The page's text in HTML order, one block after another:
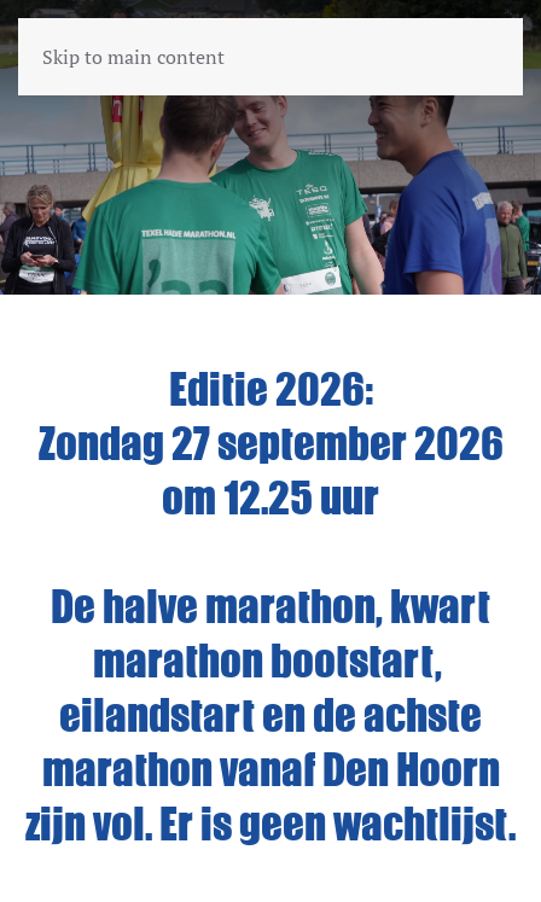
Skip to main content
Editie 2026:
Zondag 27 september 2026
om 12.25 uur
De halve marathon, kwart
marathon bootstart,
eilandstart en de achste
marathon vanaf Den Hoorn
zijn vol. Er is geen wachtlijst.